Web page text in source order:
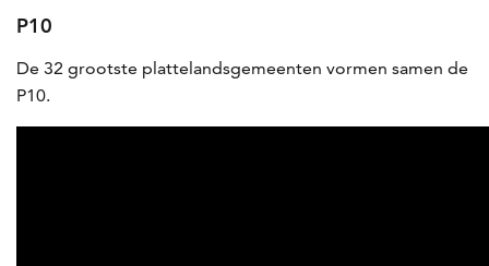
P10
De 32 grootste plattelandsgemeenten vormen samen de
P10.